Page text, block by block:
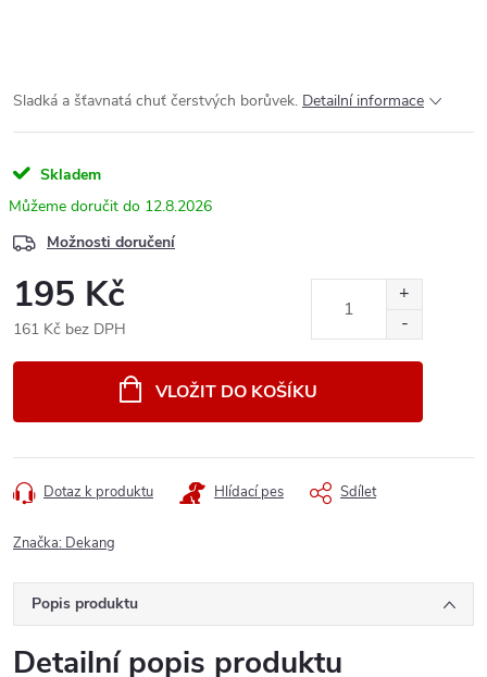
Sladká a šťavnatá chuť čerstvých borůvek. Detailní informace
Skladem
12.8.2026
Možnosti doručení
195 Kč
161 Kč bez DPH
VLOŽIT DO KOŠÍKU
Dotaz k produktu Hlídací pes Sdílet
Značka: Dekang
Popis produktu
Detailní popis produktu